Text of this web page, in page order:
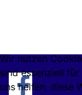
Wir nutzen
sind essenziell
uns helfen, diese